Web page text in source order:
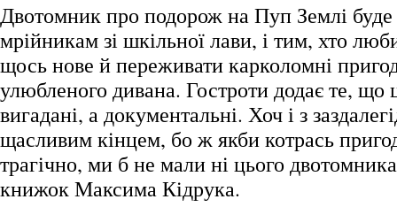
Двотомник про подорож на Пуп Землі буде
мрійникам зі шкільної лави, і тим, хто
щось нове й переживати карколомні
улюбленого дивана. Гостроти додає те, що
вигадані, а документальні. Хоч і з
щасливим кінцем, бо ж якби котрась
трагічно, ми б не мали ні цього
книжок Максима Кідрука.